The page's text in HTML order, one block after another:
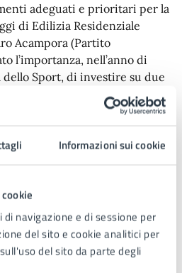
Informazioni sui cookie
navigazione e di sessione per
del sito e cookie analitici per
del sito da parte degli
adeguati e prioritari per la
di Edilizia Residenziale
Acampora (Partito
l’importanza, nell’anno di
dello Sport, di investire su due
sul territorio, per dare un
che questa Amministrazione
ERP e delle strade, e
partecipate.
deve essere la
immobiliare e la sua